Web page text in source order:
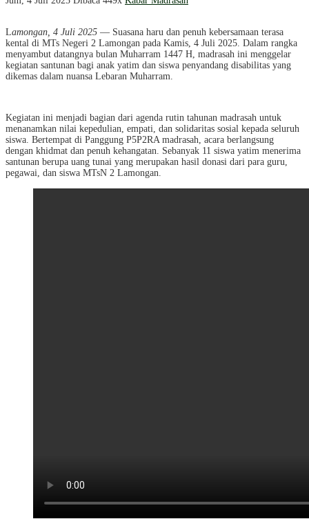
Lamongan, 4 Juli 2025 — Suasana haru dan penuh kebersamaan terasa
kental di MTs Negeri 2 Lamongan pada Kamis, 4 Juli 2025. Dalam rangka
menyambut datangnya bulan Muharram 1447 H, madrasah ini menggelar
kegiatan santunan bagi anak yatim dan siswa penyandang disabilitas yang
dikemas dalam nuansa Lebaran Muharram.
Kegiatan ini menjadi bagian dari agenda rutin tahunan madrasah untuk
menanamkan nilai kepedulian, empati, dan solidaritas sosial kepada seluruh
siswa. Bertempat di Panggung P5P2RA madrasah, acara berlangsung
dengan khidmat dan penuh kehangatan. Sebanyak 11 siswa yatim menerima
santunan berupa uang tunai yang merupakan hasil donasi dari para guru,
pegawai, dan siswa MTsN 2 Lamongan.